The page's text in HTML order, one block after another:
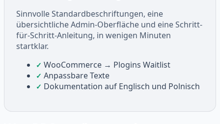
Sinnvolle Standardbeschriftungen, eine
übersichtliche Admin-Oberfläche und eine Schritt-
für-Schritt-Anleitung, in wenigen Minuten
startklar.
✓ WooCommerce → Plogins Waitlist
✓ Anpassbare Texte
✓ Dokumentation auf Englisch und Polnisch